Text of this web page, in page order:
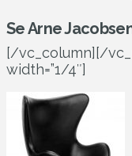
Se Arne
[/vc_column][/
width=”1/4″]